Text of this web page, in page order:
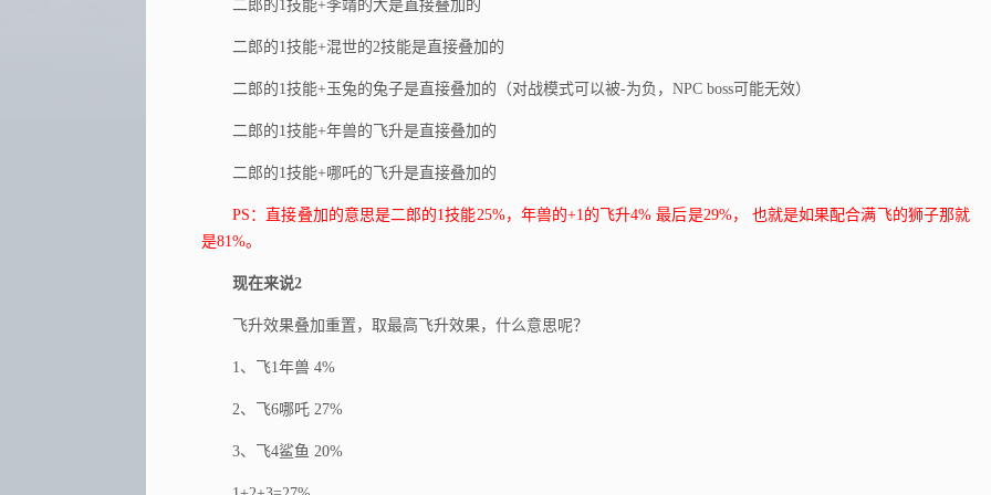
二郎的1技能+李靖的大是直接叠加的
二郎的1技能+混世的2技能是直接叠加的
二郎的1技能+玉兔的兔子是直接叠加的（对战模式可以被-为负，NPC boss可能无效）
二郎的1技能+年兽的飞升是直接叠加的
二郎的1技能+哪吒的飞升是直接叠加的
PS：直接叠加的意思是二郎的1技能25%，年兽的+1的飞升4% 最后是29%， 也就是如果配合满飞的狮子那就
是81%。
现在来说2
飞升效果叠加重置，取最高飞升效果，什么意思呢？
1、飞1年兽 4%
2、飞6哪吒 27%
3、飞4鲨鱼 20%